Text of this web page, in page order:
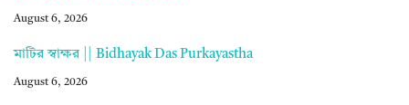
August 6, 2026
মাটির স্বাক্ষর || Bidhayak Das Purkayastha
August 6, 2026